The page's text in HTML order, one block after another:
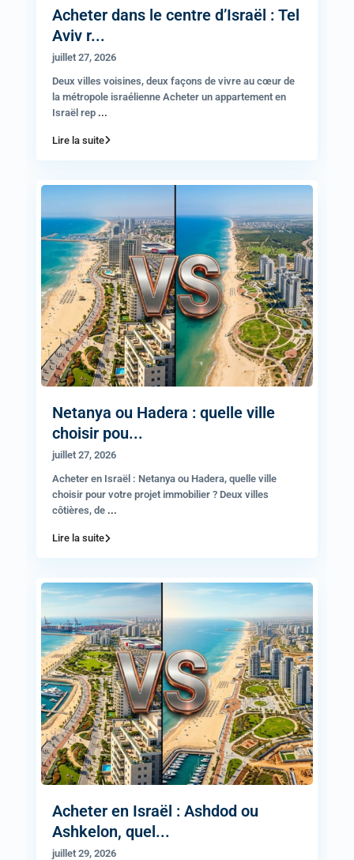
Acheter dans le centre d’Israël : Tel
Aviv r...
juillet 27, 2026
Deux villes voisines, deux façons de vivre au cœur de
la métropole israélienne Acheter un appartement en
Israël rep ...
Lire la suite
Netanya ou Hadera : quelle ville
choisir pou...
juillet 27, 2026
Acheter en Israël : Netanya ou Hadera, quelle ville
choisir pour votre projet immobilier ? Deux villes
côtières, de ...
Lire la suite
Acheter en Israël : Ashdod ou
Ashkelon, quel...
juillet 29, 2026